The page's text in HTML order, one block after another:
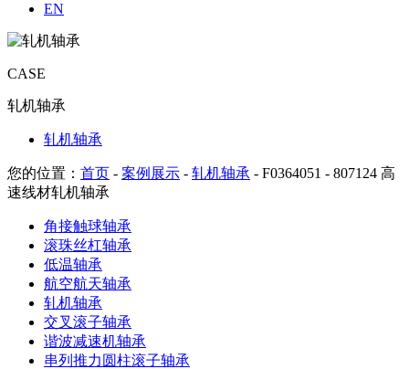
EN
CASE
轧机轴承
轧机轴承
您的位置： 首页 - 案例展示 - 轧机轴承 - F0364051 - 807124 高
速线材轧机轴承
角接触球轴承
滚珠丝杠轴承
低温轴承
航空航天轴承
轧机轴承
交叉滚子轴承
谐波减速机轴承
串列推力圆柱滚子轴承